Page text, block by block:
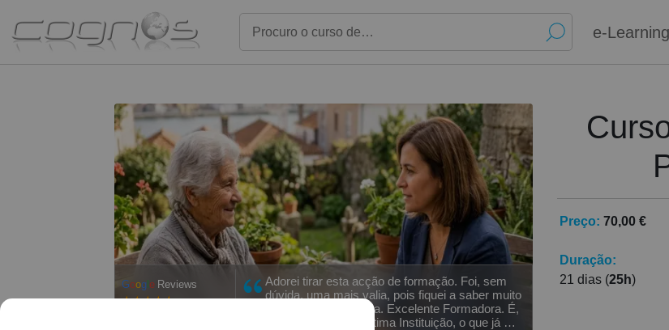
e-Learning
Goog le Reviews
Adorei tirar esta acção de formação. Foi, sem
dúvida, uma mais valia, pois fiquei a saber muito
mais sobre este tema. Excelente Formadora. É,
sem dúvida, uma óptima Instituição, o que já me
Preço: 70,00 €
Duração:
21 dias (25h)